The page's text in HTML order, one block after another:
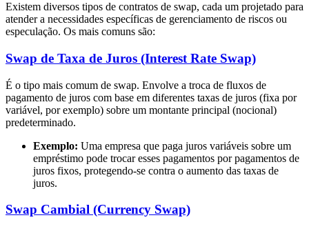
Existem diversos tipos de contratos de swap, cada um projetado para
atender a necessidades específicas de gerenciamento de riscos ou
especulação. Os mais comuns são:
Swap de Taxa de Juros (Interest Rate Swap)
É o tipo mais comum de swap. Envolve a troca de fluxos de
pagamento de juros com base em diferentes taxas de juros (fixa por
variável, por exemplo) sobre um montante principal (nocional)
predeterminado.
Exemplo: Uma empresa que paga juros variáveis sobre um
empréstimo pode trocar esses pagamentos por pagamentos de
juros fixos, protegendo-se contra o aumento das taxas de
juros.
Swap Cambial (Currency Swap)